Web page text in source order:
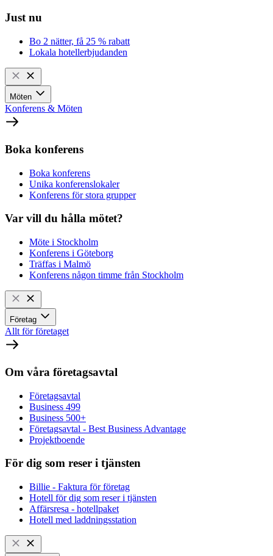
Just nu
Bo 2 nätter, få 25 % rabatt
Lokala hotellerbjudanden
Möten
Konferens & Möten
Boka konferens
Boka konferens
Unika konferenslokaler
Konferens för stora grupper
Var vill du hålla mötet?
Möte i Stockholm
Konferens i Göteborg
Träffas i Malmö
Konferens någon timme från Stockholm
Företag
Allt för företaget
Om våra företagsavtal
Företagsavtal
Business 499
Business 500+
Företagsavtal - Best Business Advantage
Projektboende
För dig som reser i tjänsten
Billie - Faktura för företag
Hotell för dig som reser i tjänsten
Affärsresa - hotellpaket
Hotell med laddningsstation